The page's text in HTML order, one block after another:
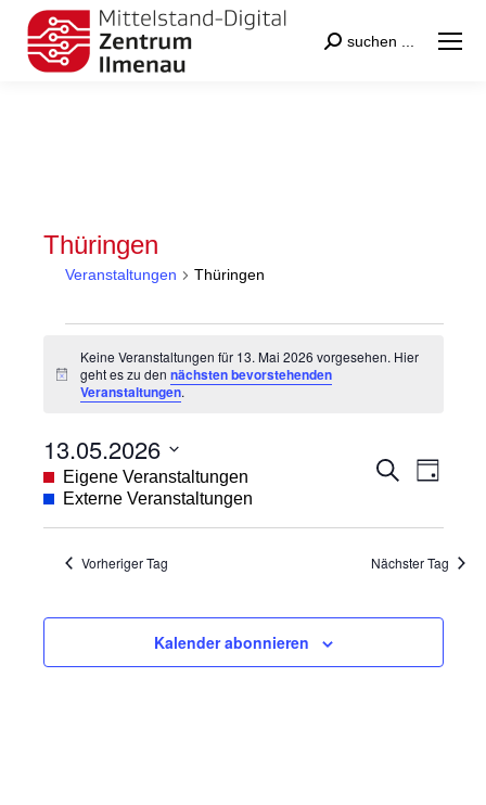
Search:
suchen ...
Thüringen
Veranstaltungen Thüringen
für
Mai
2026
Hinweis
Keine Veranstaltungen für 13. Mai 2026 vorgesehen. Hier
geht es zu dennächsten bevorstehenden
Veranstaltungen.
und
Suche
Tag
13.05.2026
Datum
wählen.
Eigene Veranstaltungen
Externe Veranstaltungen
Vorheriger Tag Nächster Tag
Kalender abonnieren